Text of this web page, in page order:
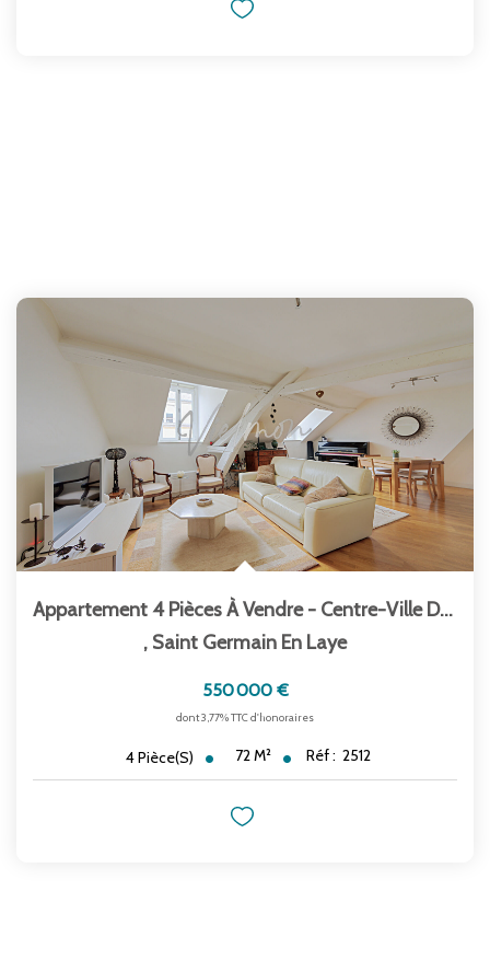
Appartement 4 Pièces À Vendre - Centre-Ville De...
, Saint Germain En Laye
550 000 €
dont 3,77% TTC d'honoraires
4Pièce(s) 72M² Réf : 2512